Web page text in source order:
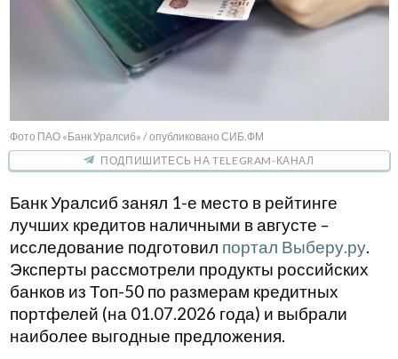
Фото ПАО «Банк Уралсиб» / опубликовано СИБ.ФМ
ПОДПИШИТЕСЬ НА TELEGRAM-КАНАЛ
Банк Уралсиб занял 1-е место в рейтинге
лучших кредитов наличными в августе –
исследование подготовил портал Выберу.ру.
Эксперты рассмотрели продукты российских
банков из Топ-50 по размерам кредитных
портфелей (на 01.07.2026 года) и выбрали
наиболее выгодные предложения.